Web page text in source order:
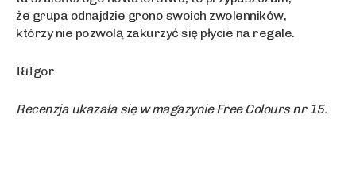
że grupa odnajdzie grono swoich zwolenników,
którzy nie pozwolą zakurzyć się płycie na regale.
I&Igor
Recenzja ukazała się w magazynie Free Colours nr 15.